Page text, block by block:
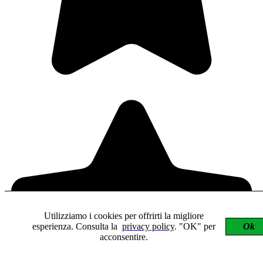
Utilizziamo i cookies per offrirti la migliore
esperienza. Consulta la privacy policy. "OK" per
acconsentire.
Ok